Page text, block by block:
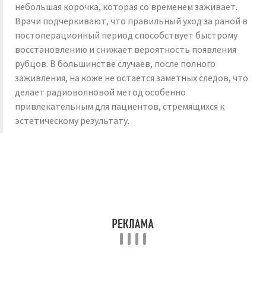
небольшая корочка, которая со временем заживает.
Врачи подчеркивают, что правильный уход за раной в
постоперационный период способствует быстрому
восстановлению и снижает вероятность появления
рубцов. В большинстве случаев, после полного
заживления, на коже не остается заметных следов, что
делает радиоволновой метод особенно
привлекательным для пациентов, стремящихся к
эстетическому результату.